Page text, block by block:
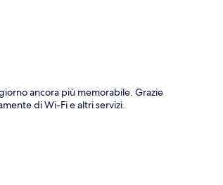
ancora più memorabile. Grazie
di Wi-Fi e altri servizi.